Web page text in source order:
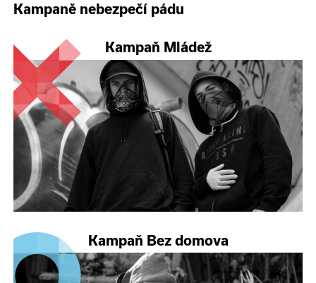
Kampaně nebezpečí pádu
Kampaň Mládež
Kampaň Bez domova